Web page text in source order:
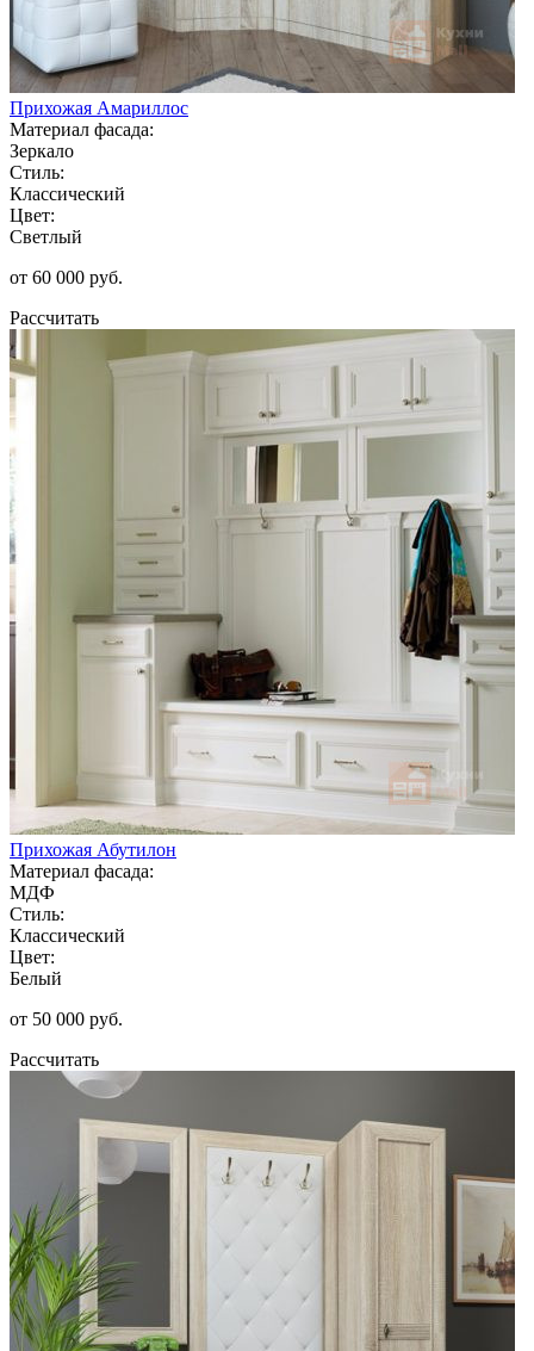
Прихожая Амариллос
Материал фасада:
Зеркало
Стиль:
Классический
Цвет:
Светлый
от 60 000 руб.
Рассчитать
Прихожая Абутилон
Материал фасада:
МДФ
Стиль:
Классический
Цвет:
Белый
от 50 000 руб.
Рассчитать